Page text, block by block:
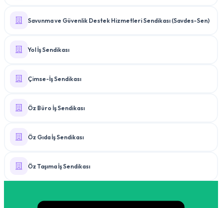
Savunma ve Güvenlik Destek Hizmetleri Sendikası (Savdes-Sen)
Yol İş Sendikası
Çimse-İş Sendikası
Öz Büro İş Sendikası
Öz Gıda İş Sendikası
Öz Taşıma İş Sendikası